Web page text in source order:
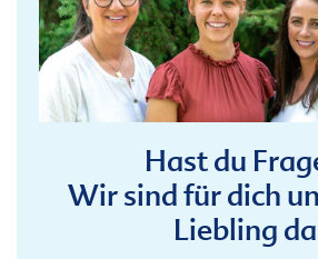
Hast du
Wir sind für dich
Liebling